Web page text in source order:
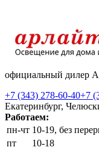
официальный дилер
+7 (343) 278-60-40+7
Екатеринбург,
Работаем:
пн-чт 10-19, без
пт
10-18